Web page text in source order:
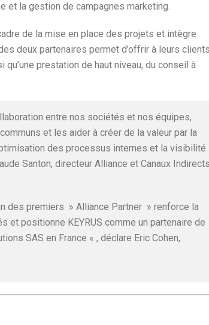
et la gestion de campagnes marketing.
de la mise en place des projets et intègre
deux partenaires permet d’offrir à leurs clients
prestation de haut niveau, du conseil à
entre nos sociétés et nos équipes,
et les aider à créer de la valeur par la
des processus internes et la visibilité
Santon, directeur Alliance et Canaux Indirects
des premiers » Alliance Partner » renforce la
positionne KEYRUS comme un partenaire de
SAS en France « , déclare Eric Cohen,